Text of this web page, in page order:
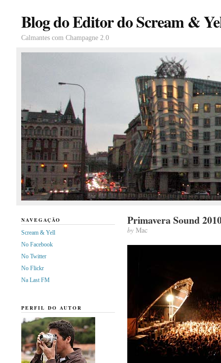
Blog do Editor do Scream &
Calmantes com Champagne 2.0
Primavera Sound
byMac
NAVEGAÇÃO
Scream & Yell
No Facebook
No Twitter
No Flickr
Na Last FM
PERFIL DO AUTOR